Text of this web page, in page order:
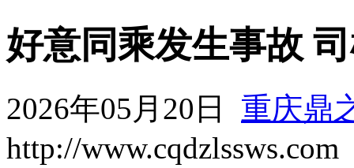
好意同乘发生事故
2026年05月20日 重庆鼎
http://www.cqdzlssws.com